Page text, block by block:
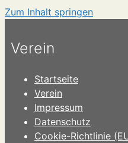
Zum Inhalt springen
Verein
Startseite
Verein
Impressum
Datenschutz
Cookie-Richtlinie